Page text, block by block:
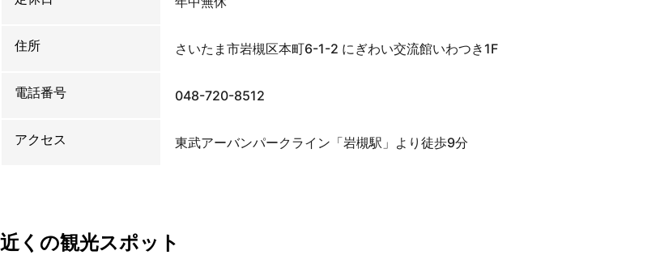
住所 さいたま市岩槻区本町6-1-2 にぎわい交流館いわつき1F
電話番号 048-720-8512
アクセス 東武アーバンパークライン「岩槻駅」より徒歩9分
近くの観光スポット